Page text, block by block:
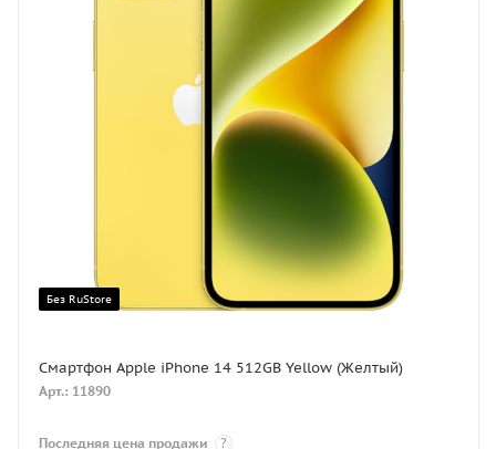
Без RuStore
Смартфон Apple iPhone 14 512GB Yellow (Желтый)
Арт.: 11890
Последняя цена продажи ?